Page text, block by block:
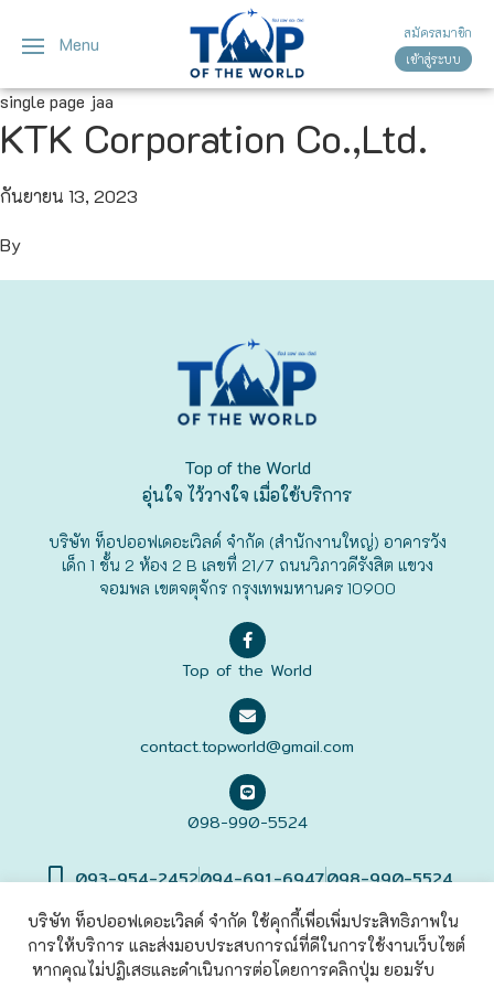
Menu
สมัครสมาชิก
เข้าสู่ระบบ
single page jaa
KTK Corporation Co.,Ltd.
กันยายน 13, 2023
By
Top of the World
อุ่นใจ ไว้วางใจ เมื่อใช้บริการ
บริษัท ท็อปออฟเดอะเวิลด์ จำกัด (สำนักงานใหญ่) อาคารวัง
เด็ก 1 ชั้น 2 ห้อง 2 B เลขที่ 21/7 ถนนวิภาวดีรังสิต แขวง
จอมพล เขตจตุจักร กรุงเทพมหานคร 10900
Top of the World
contact.topworld@gmail.com
098-990-5524
093-954-2452094-691-6947098-990-5524
©2022 Top of The World Co., Ltd. All rights Reserved. | เข้าสู่
บริษัท ท็อปออฟเดอะเวิลด์ จำกัด ใช้คุกกี้เพื่อเพิ่มประสิทธิภาพใน
การให้บริการ และส่งมอบประสบการณ์ที่ดีในการใช้งานเว็บไซต์
หากคุณไม่ปฏิเสธและดำเนินการต่อโดยการคลิกปุ่ม ยอมรับ
ญี่ปุ่นทัวร์ญี่ปุ่น
โตเกียว
โอซาก้า
ฟุกุโอะกะ
ฟูระโนะ
เวียดนาม
ทัวร์เวียดนาม